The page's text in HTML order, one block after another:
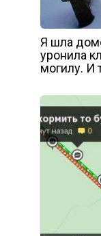
Я шла
уронила
могилу. И